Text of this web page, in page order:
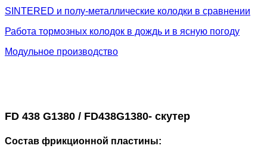
SINTERED и полу-металлические колодки в сравнении
Работа тормозных колодок в дождь и в ясную погоду
Модульное производство
FD 438 G1380 / FD438G1380- скутер
Состав фрикционной пластины: